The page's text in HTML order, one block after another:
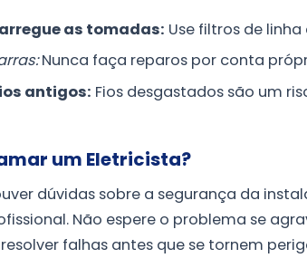
as tomadas: Use filtros de
Nunca faça reparos por conta
antigos: Fios desgastados são um
um Eletricista?
dúvidas sobre a segurança da
Não espere o problema se
falhas antes que se tornem